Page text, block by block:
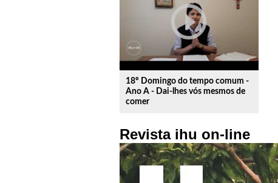
play_circle_outline
18º Domingo do tempo comum -
Ano A - Dai-lhes vós mesmos de
comer
Revista ihu on-line